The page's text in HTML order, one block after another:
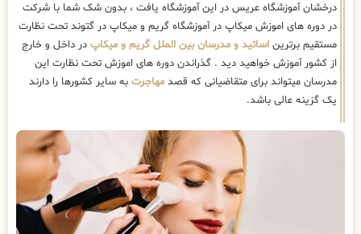
درخشان آموزشگاه عریس در این آموزشگاه یافت ، بدون شک شما با شرکت
در دوره های اموزش میکاپ در آموزشگاه گریم و میکاپ در گتوند تحت نظارت
مستقیم برترین اساتید و مدرسان بین الملل گریم و میکاپ در داخل و خارج
از کشور آموزش خواهید دید . گذراندن دوره های اموزش تحت نظارت این
مدرسان میتواند برای متقاضیانی که قصد مهاجرت به سایر کشورها را دارند
یک گزینه عالی باشد.